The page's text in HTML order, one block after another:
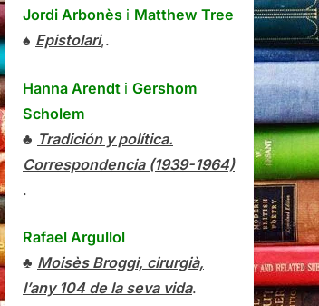
Jordi Arbonès i Matthew Tree
♠ Epistolari,.
Hanna Arendt i Gershom
Scholem
♣ Tradición y política.
Correspondencia (1939-1964)
.
Rafael Argullol
♣ Moisès Broggi, cirurgià,
l’any 104 de la seva vida.